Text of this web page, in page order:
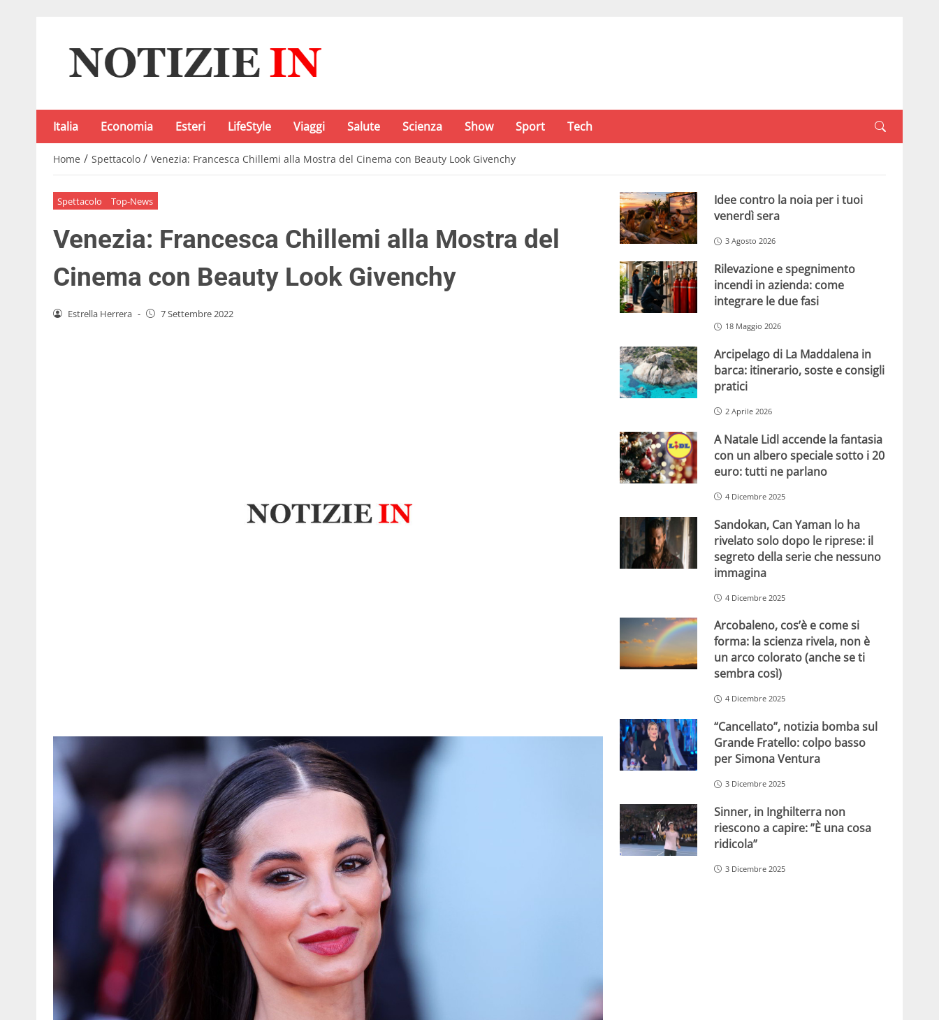
Italia Economia Esteri LifeStyle Viaggi Salute Scienza Show Sport Tech
Home / Spettacolo / Venezia: Francesca Chillemi alla Mostra del Cinema con Beauty Look Givenchy
Spettacolo Top-News
Venezia: Francesca Chillemi alla Mostra del
Cinema con Beauty Look Givenchy
Estrella Herrera - 7 Settembre 2022
Idee contro la noia per i tuoi
venerdì sera
3 Agosto 2026
Rilevazione e spegnimento
incendi in azienda: come
integrare le due fasi
18 Maggio 2026
Arcipelago di La Maddalena in
barca: itinerario, soste e consigli
pratici
2 Aprile 2026
A Natale Lidl accende la fantasia
con un albero speciale sotto i 20
euro: tutti ne parlano
4 Dicembre 2025
Sandokan, Can Yaman lo ha
rivelato solo dopo le riprese: il
segreto della serie che nessuno
immagina
4 Dicembre 2025
Arcobaleno, cos’è e come si
forma: la scienza rivela, non è
un arco colorato (anche se ti
sembra così)
4 Dicembre 2025
“Cancellato”, notizia bomba sul
Grande Fratello: colpo basso
per Simona Ventura
3 Dicembre 2025
Sinner, in Inghilterra non
riescono a capire: ”È una cosa
ridicola”
3 Dicembre 2025